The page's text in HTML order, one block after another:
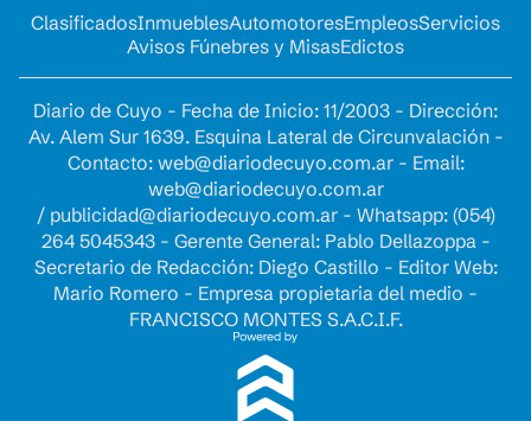
ClasificadosInmueblesAutomotoresEmpleosServicios
Avisos Fúnebres y MisasEdictos
Diario de Cuyo - Fecha de Inicio: 11/2003 - Dirección:
Av. Alem Sur 1639. Esquina Lateral de Circunvalación -
Contacto: web@diariodecuyo.com.ar- Email:
web@diariodecuyo.com.ar
/ publicidad@diariodecuyo.com.ar- Whatsapp: (054)
264 5045343 - Gerente General: Pablo Dellazoppa -
Secretario de Redacción: Diego Castillo - Editor Web:
Mario Romero - Empresa propietaria del medio -
FRANCISCO MONTES S.A.C.I.F.